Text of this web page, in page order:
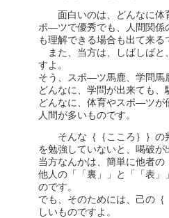
面白いのは、どんなに体
ポ―ツで優秀でも、人間関係
も理解できる場合も出て来る
また、当方は、しばしばと
すよ。
そう、スポ―ツ馬鹿、学問馬
どんなに、学問が出来ても
どんなに、体育やスポ―ツが
人間が多いものです。
そんな｛｛こころ｝｝の
を勉強していないと、喝破が
当方なんかは、簡単に他者
他人の「「裏」」と「「表
のです。
でも、そのためには、己の
しいものですよ。